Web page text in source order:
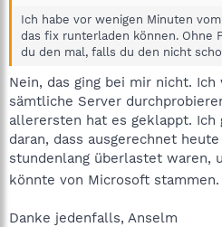
Ich habe vor wenigen Minuten
das fix runterladen können. Ohne
du den mal, falls du den nicht
Nein, das ging bei mir nicht.
sämtliche Server
allerersten hat es geklappt. Ich
daran, dass ausgerechnet
stundenlang überlastet waren,
könnte von Microsoft stammen.
Danke jedenfalls, Anselm